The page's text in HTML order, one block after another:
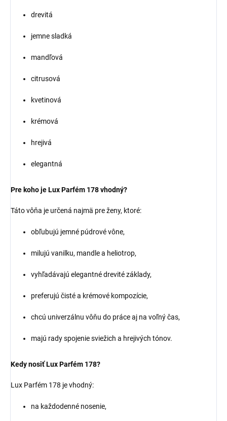
drevitá
jemne sladká
mandľová
citrusová
kvetinová
krémová
hrejivá
elegantná
Pre koho je Lux Parfém 178 vhodný?
Táto vôňa je určená najmä pre ženy, ktoré:
obľubujú jemné púdrové vône,
milujú vanilku, mandle a heliotrop,
vyhľadávajú elegantné drevité základy,
preferujú čisté a krémové kompozície,
chcú univerzálnu vôňu do práce aj na voľný čas,
majú rady spojenie sviežich a hrejivých tónov.
Kedy nosiť Lux Parfém 178?
Lux Parfém 178 je vhodný:
na každodenné nosenie,